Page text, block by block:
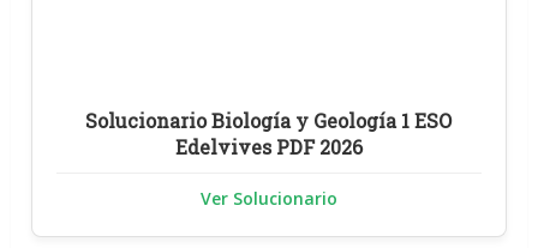
Solucionario Biología y Geología 1 ESO
Edelvives PDF 2026
Ver Solucionario